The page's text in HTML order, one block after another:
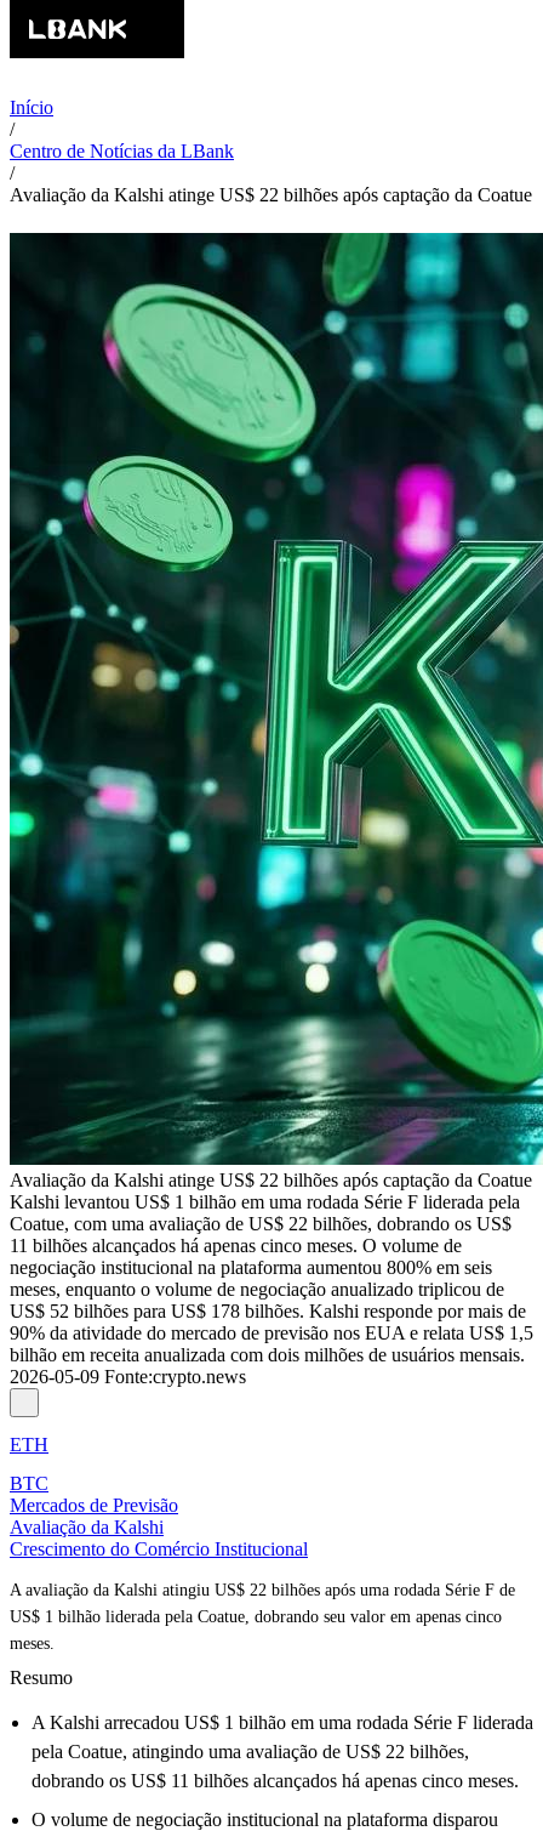
Início
/
Centro de Notícias da LBank
/
Avaliação da Kalshi atinge US$ 22 bilhões após captação da Coatue
Avaliação da Kalshi atinge US$ 22 bilhões após captação da Coatue
Kalshi levantou US$ 1 bilhão em uma rodada Série F liderada pela
Coatue, com uma avaliação de US$ 22 bilhões, dobrando os US$
11 bilhões alcançados há apenas cinco meses. O volume de
negociação institucional na plataforma aumentou 800% em seis
meses, enquanto o volume de negociação anualizado triplicou de
US$ 52 bilhões para US$ 178 bilhões. Kalshi responde por mais de
90% da atividade do mercado de previsão nos EUA e relata US$ 1,5
bilhão em receita anualizada com dois milhões de usuários mensais.
2026-05-09 Fonte:crypto.news
ETH
BTC
Mercados de Previsão
Avaliação da Kalshi
Crescimento do Comércio Institucional
A avaliação da Kalshi atingiu US$ 22 bilhões após uma rodada Série F de
US$ 1 bilhão liderada pela Coatue, dobrando seu valor em apenas cinco
meses.
Resumo
A Kalshi arrecadou US$ 1 bilhão em uma rodada Série F liderada
pela Coatue, atingindo uma avaliação de US$ 22 bilhões,
dobrando os US$ 11 bilhões alcançados há apenas cinco meses.
O volume de negociação institucional na plataforma disparou